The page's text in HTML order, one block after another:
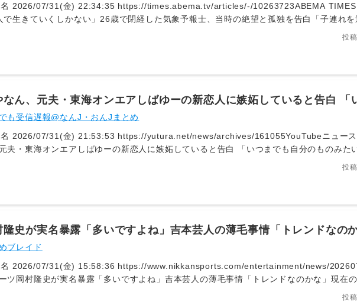
て、しばゆーに新たな交際相手が現れたことについて、「向こうはそれが、全く違うワ
ん」と、自分の中の違和感を語っています。
2026/07/31(金) 22:34:35 https://times.abema.tv/articles/-/10263723ABEMA TIMES
で生きていくしかない」26歳で閉経した気象予報士、当時の絶望と孤独を告白「子連れを
ィ | ABEMA TIMES | アベマタイムズ気象予報士の千種ゆり子（38歳）が番組に出演し、
シーズン3』が放送。本番組はさまざまな女性の生き様に密着取材し、…その2年後、突然
ちゃ孤独。『なんで私は1人でやってるんだろう』みたいな」と孤独感を募らせ、お腹に
との落差みたいなのもありましたし、耐えられなくなった」「子ども連れがいない場所に
うにだんだんなっていきました」と回避行動をとるようになったという。当時を振り返り
いう風になりたかったのに』っていう思いが一番出てきちゃう」「子どもを産めない自
投
なん、元夫・東海オンエアしばゆーの新恋人に嫉妬していると告白 「
みたいに思っちゃってる」
も受信遅報@なんJ・おんJまとめ
2026/07/31(金) 21:53:53 https://yutura.net/news/archives/161055YouTubeニュース
夫・東海オンエアしばゆーの新恋人に嫉妬していると告白 「いつまでも自分のものみた
ニュース | ユーチュラ7月30日、「ぷろたん」（登録者数211万人）が公開したコラボ
明けました。 レイナとの初 [&hellip;]あやなんは「なんか新しい彼女ができて、最近いろ
なんかいつまでも自分のものみたいに思っちゃってんのかもしれないんだけど」と自己分
いい、「そのときは、その4人で仲良くしてたわけで、それまでは大丈夫だった」と振り
て、しばゆーに新たな交際相手が現れたことについて、「向こうはそれが、全く違うワ
ん」と、自分の中の違和感を語っています。
投
隆史が実名暴露「多いですよね」吉本芸人の薄毛事情「トレンドなの
白
ブレイド
2026/07/31(金) 15:58:36 https://www.nikkansports.com/entertainment/news/
ツ岡村隆史が実名暴露「多いですよね」吉本芸人の薄毛事情「トレンドなのかな」現在
ポーツナインティナイン岡村隆史（56）が30日深夜放送のニッポン放送「ナインティナイ
投